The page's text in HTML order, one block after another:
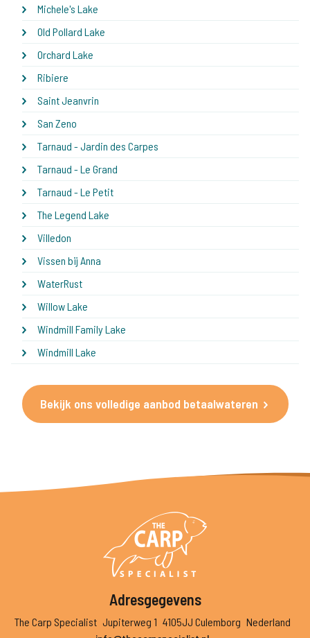
Michele's Lake
Old Pollard Lake
Orchard Lake
Ribiere
Saint Jeanvrin
San Zeno
Tarnaud - Jardin des Carpes
Tarnaud - Le Grand
Tarnaud - Le Petit
The Legend Lake
Villedon
Vissen bij Anna
WaterRust
Willow Lake
Windmill Family Lake
Windmill Lake
Bekijk ons volledige aanbod betaalwateren
Adresgegevens
The Carp Specialist Jupiterweg 1 4105JJ Culemborg Nederland